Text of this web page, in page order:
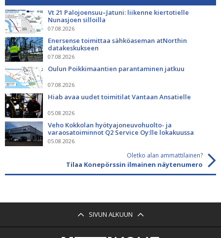
Vt 21 Palojoensuu–Jatuni: liikenne kiertotielle
Nunasjoen silloilla
07.08.2026
Enersense toimittaa sähköaseman atNorthin
datakeskukseen
07.08.2026
Oulun Poikkimaantien parantaminen jatkuu
07.08.2026
Hiab avaa uudet toimitilat Vantaan Ansatielle
05.08.2026
Veho Kokkolan hyötyajoneuvohuolto- ja
varaosatoiminnot Q2 Service Oy:lle lokakuussa
05.08.2026
Oletko alan ammattilainen?
Tilaa Konepörssin ilmainen näytenumero
SIVUN ALKUUN